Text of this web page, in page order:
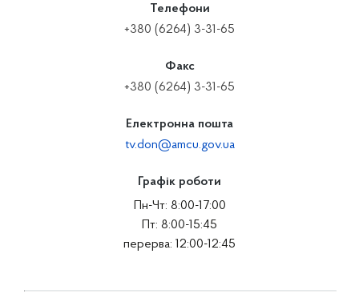
Телефони
+380 (6264) 3-31-65
Факс
+380 (6264) 3-31-65
Електронна пошта
tv.don@amcu.gov.ua
Графік роботи
Пн-Чт: 8:00-17:00
Пт: 8:00-15:45
перерва: 12:00-12:45